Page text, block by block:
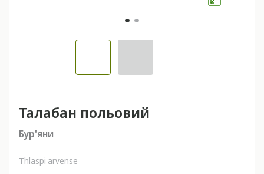
Талабан польовий
Бур'яни
Thlaspi arvense